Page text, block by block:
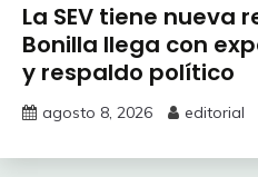
La SEV tiene nueva
Bonilla llega con
y respaldo político
agosto 8, 2026 editorial